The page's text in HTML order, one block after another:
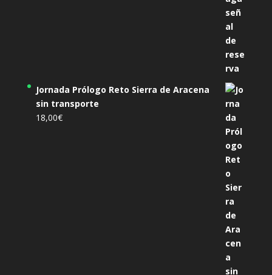
Jornada Prólogo Reto Sierra de Aracena
sin transporte
18,00€